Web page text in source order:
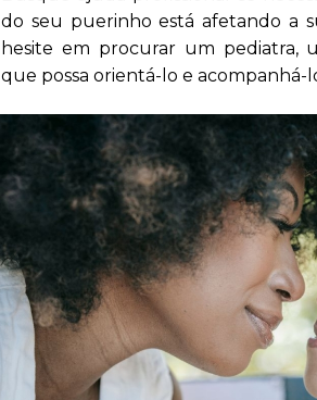
do seu puerinho está afetando a
hesite em procurar um pediatra,
que possa orientá-lo e acompanhá-